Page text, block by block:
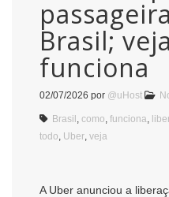
Brasil;
funciona
02/07/2026 por @uHost
Brasil como funciona
todo Uber veja
A Uber anunciou a